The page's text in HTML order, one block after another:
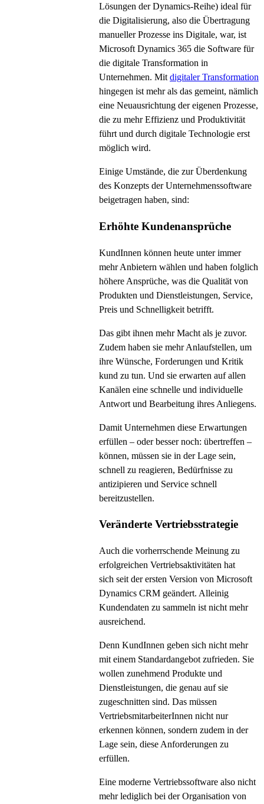
Lösungen der Dynamics-Reihe) ideal für
die Digitalisierung, also die Übertragung
manueller Prozesse ins Digitale, war, ist
Microsoft Dynamics 365 die Software für
die digitale Transformation in
Unternehmen. Mit digitaler Transformation
hingegen ist mehr als das gemeint, nämlich
eine Neuausrichtung der eigenen Prozesse,
die zu mehr Effizienz und Produktivität
führt und durch digitale Technologie erst
möglich wird.
Einige Umstände, die zur Überdenkung
des Konzepts der Unternehmenssoftware
beigetragen haben, sind:
Erhöhte Kundenansprüche
KundInnen können heute unter immer
mehr Anbietern wählen und haben folglich
höhere Ansprüche, was die Qualität von
Produkten und Dienstleistungen, Service,
Preis und Schnelligkeit betrifft.
Das gibt ihnen mehr Macht als je zuvor.
Zudem haben sie mehr Anlaufstellen, um
ihre Wünsche, Forderungen und Kritik
kund zu tun. Und sie erwarten auf allen
Kanälen eine schnelle und individuelle
Antwort und Bearbeitung ihres Anliegens.
Damit Unternehmen diese Erwartungen
erfüllen – oder besser noch: übertreffen –
können, müssen sie in der Lage sein,
schnell zu reagieren, Bedürfnisse zu
antizipieren und Service schnell
bereitzustellen.
Veränderte Vertriebsstrategie
Auch die vorherrschende Meinung zu
erfolgreichen Vertriebsaktivitäten hat
sich seit der ersten Version von Microsoft
Dynamics CRM geändert. Alleinig
Kundendaten zu sammeln ist nicht mehr
ausreichend.
Denn KundInnen geben sich nicht mehr
mit einem Standardangebot zufrieden. Sie
wollen zunehmend Produkte und
Dienstleistungen, die genau auf sie
zugeschnitten sind. Das müssen
VertriebsmitarbeiterInnen nicht nur
erkennen können, sondern zudem in der
Lage sein, diese Anforderungen zu
erfüllen.
Eine moderne Vertriebssoftware also nicht
mehr lediglich bei der Organisation von